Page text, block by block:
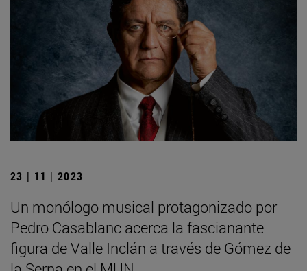
23 | 11 | 2023
Un monólogo musical protagonizado por
Pedro Casablanc acerca la fascianante
figura de Valle Inclán a través de Gómez de